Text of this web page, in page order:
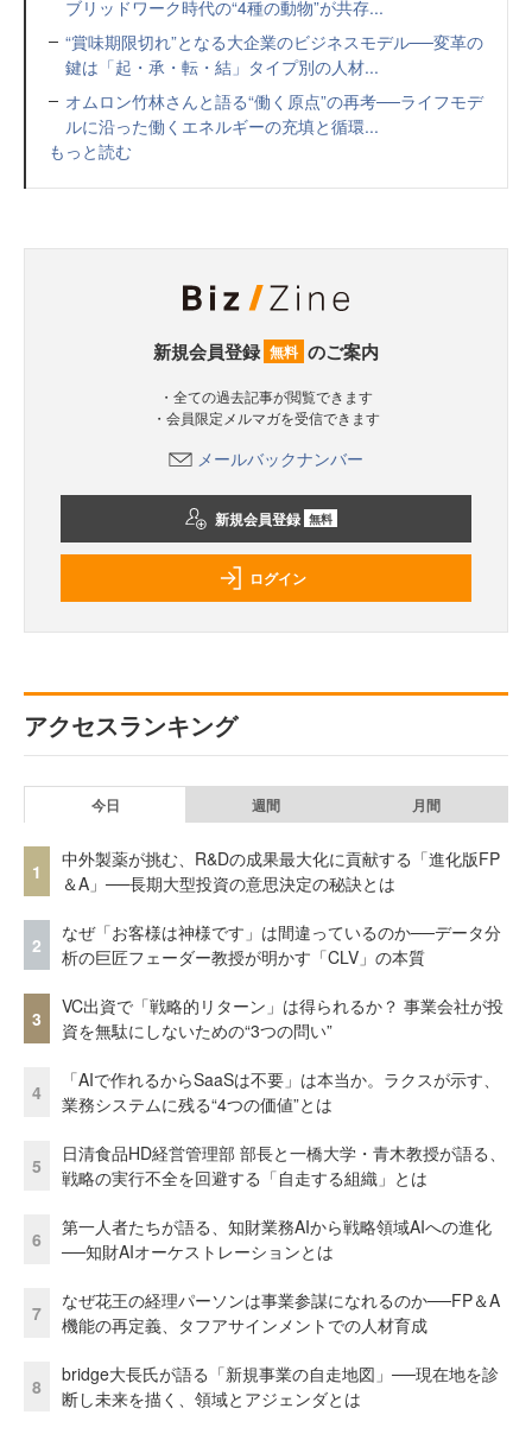
ブリッドワーク時代の“4種の動物”が共存...
“賞味期限切れ”となる大企業のビジネスモデル──変革の
鍵は「起・承・転・結」タイプ別の人材...
オムロン竹林さんと語る“働く原点”の再考──ライフモデ
ルに沿った働くエネルギーの充填と循環...
もっと読む
新規会員登録 無料 のご案内
・全ての過去記事が閲覧できます
・会員限定メルマガを受信できます
メールバックナンバー
新規会員登録 無料
ログイン
アクセスランキング
今日 週間 月間
1
中外製薬が挑む、R&Dの成果最大化に貢献する「進化版FP
＆A」──長期大型投資の意思決定の秘訣とは
2
なぜ「お客様は神様です」は間違っているのか──データ分
析の巨匠フェーダー教授が明かす「CLV」の本質
3
VC出資で「戦略的リターン」は得られるか？ 事業会社が投
資を無駄にしないための“3つの問い”
4
「AIで作れるからSaaSは不要」は本当か。ラクスが示す、
業務システムに残る“4つの価値”とは
5
日清食品HD経営管理部 部長と一橋大学・青木教授が語る、
戦略の実行不全を回避する「自走する組織」とは
6
第一人者たちが語る、知財業務AIから戦略領域AIへの進化
──知財AIオーケストレーションとは
7
なぜ花王の経理パーソンは事業参謀になれるのか──FP＆A
機能の再定義、タフアサインメントでの人材育成
8
bridge大長氏が語る「新規事業の自走地図」──現在地を診
断し未来を描く、領域とアジェンダとは